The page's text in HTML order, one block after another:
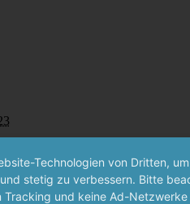
Museumsführung,Tag des offenen
Technologien von Dritten,
stetig zu verbessern. Bitte
Tracking und keine Ad-Netzwerke